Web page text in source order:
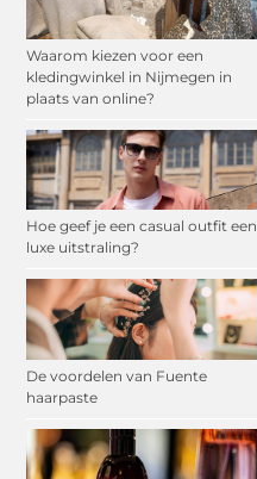
Waarom kiezen voor een
kledingwinkel in Nijmegen in
plaats van online?
Hoe geef je een casual outfit een
luxe uitstraling?
De voordelen van Fuente
haarpaste